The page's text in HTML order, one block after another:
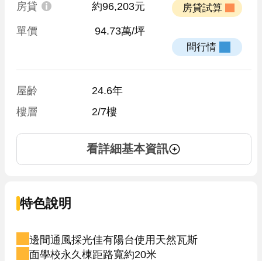
房貸 約96,203元
單價 94.73萬/坪
屋齡
24.6年
樓層
2/7樓
看詳細基本資訊
特色說明
邊間通風採光佳有陽台使用天然瓦斯
面學校永久棟距路寬約20米